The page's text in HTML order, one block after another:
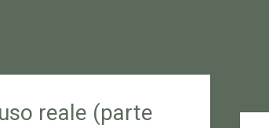
reale (parte